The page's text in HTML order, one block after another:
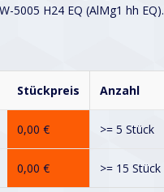
5005 H24 EQ (AlMg1 hh EQ).
Stückpreis Anzahl
0,00 € >= 5 Stück
0,00 € >= 15 Stück